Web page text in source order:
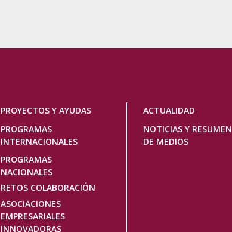
PROYECTOS Y AYUDAS
PROGRAMAS
INTERNACIONALES
PROGRAMAS
NACIONALES
RETOS COLABORACIÓN
ASOCIACIONES
EMPRESARIALES
INNOVADORAS
ACTUALIDAD
NOTICIAS Y RESUMEN
DE MEDIOS